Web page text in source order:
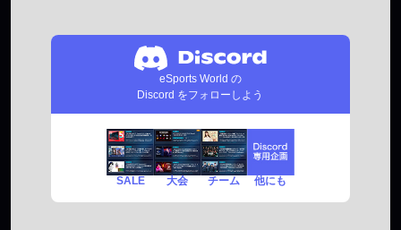
eSports World の
Discord をフォローしよう
SALE 大会 チーム 他にも